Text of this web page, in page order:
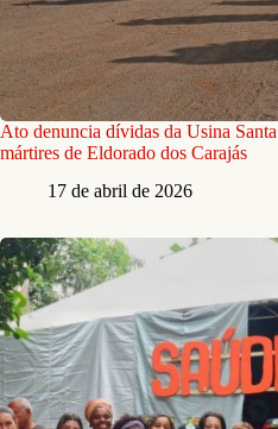
Ato denuncia dívidas da Usina
mártires de Eldorado dos Carajás
17 de abril de 2026